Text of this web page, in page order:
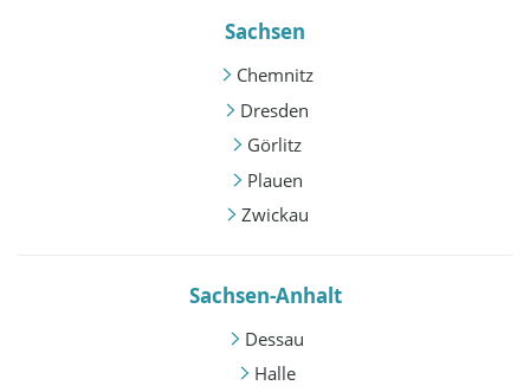
Sachsen
Chemnitz
Dresden
Görlitz
Plauen
Zwickau
Sachsen-Anhalt
Dessau
Halle